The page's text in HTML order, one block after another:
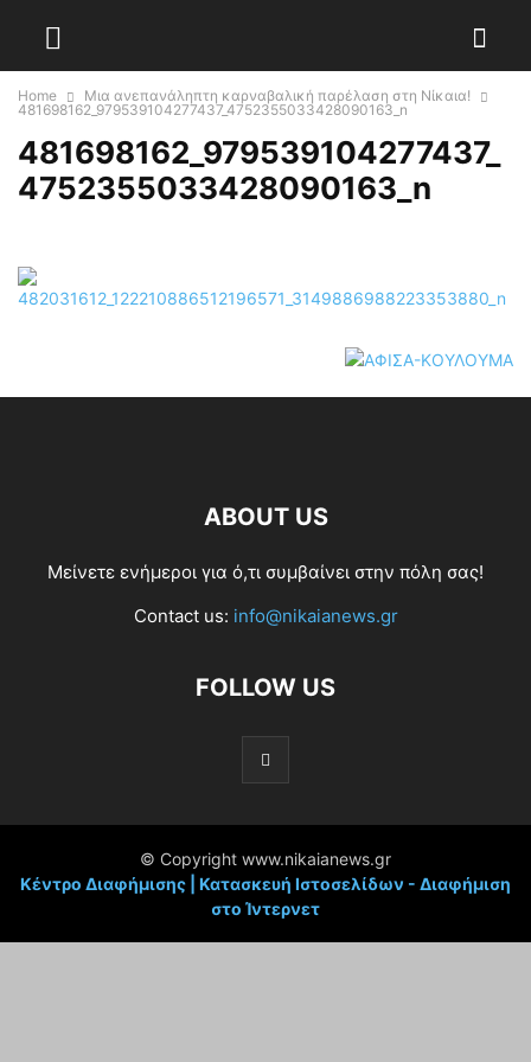
Home
Μια ανεπανάληπτη καρναβαλική παρέλαση στη Νίκαια!
481698162_979539104277437_4752355033428090163_n
481698162_979539104277437_
4752355033428090163_n
ABOUT US
Μείνετε ενήμεροι για ό,τι συμβαίνει στην πόλη σας!
Contact us: info@nikaianews.gr
FOLLOW US
© Copyright www.nikaianews.gr
Κέντρο Διαφήμισης | Κατασκευή Ιστοσελίδων - Διαφήμιση
στο Ίντερνετ